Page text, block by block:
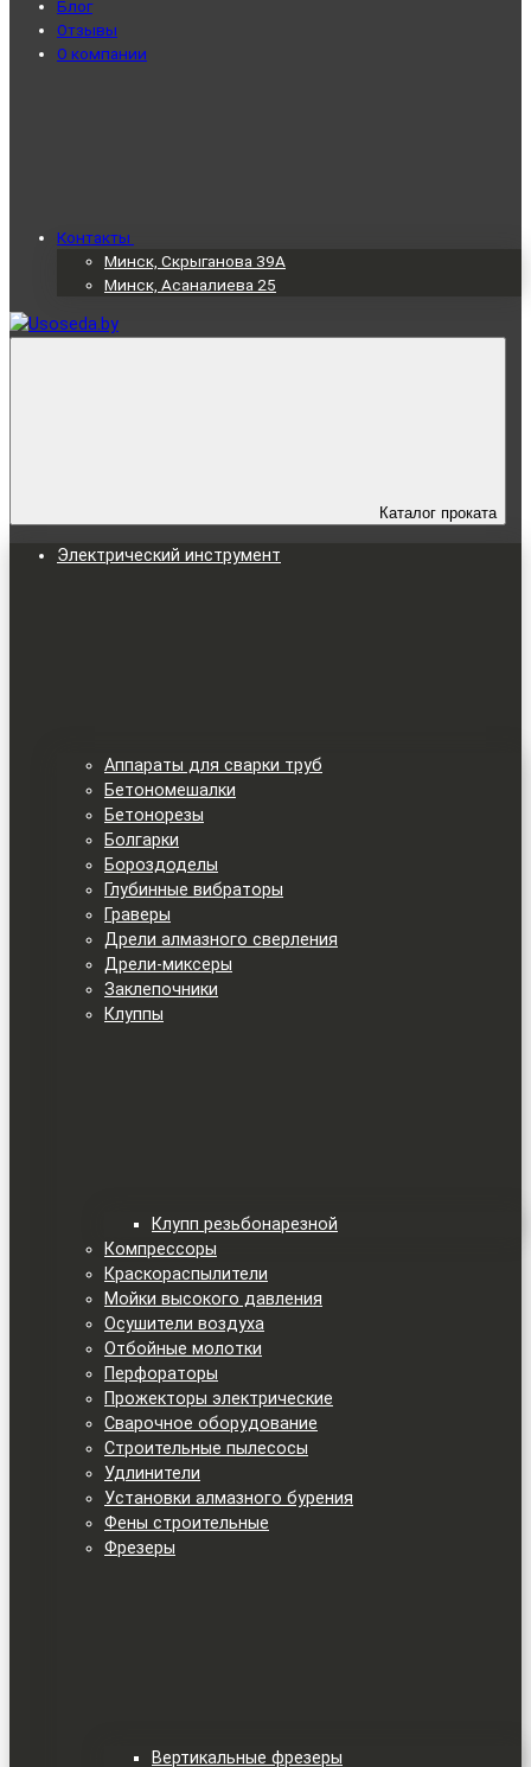
Блог
Отзывы
О компании
Контакты
Минск, Скрыганова 39А
Минск, Асаналиева 25
Каталог проката
Электрический инструмент
Аппараты для сварки труб
Бетономешалки
Бетонорезы
Болгарки
Бороздоделы
Глубинные вибраторы
Граверы
Дрели алмазного сверления
Дрели-миксеры
Заклепочники
Клуппы
Клупп резьбонарезной
Компрессоры
Краскораспылители
Мойки высокого давления
Осушители воздуха
Отбойные молотки
Перфораторы
Прожекторы электрические
Сварочное оборудование
Строительные пылесосы
Удлинители
Установки алмазного бурения
Фены строительные
Фрезеры
Вертикальные фрезеры